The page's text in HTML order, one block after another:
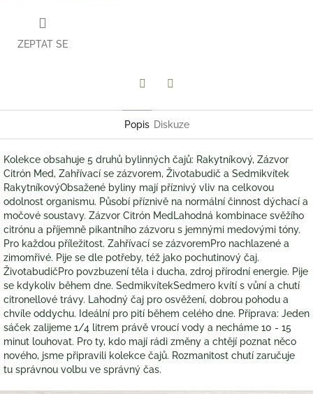
ZEPTAT SE
Popis Diskuze
Kolekce obsahuje 5 druhů bylinných čajů: Rakytníkový, Zázvor
Citrón Med, Zahřívací se zázvorem, Životabudič a Sedmikvítek
RakytníkovýObsažené byliny mají příznivý vliv na celkovou
odolnost organismu. Působí příznivě na normální činnost dýchací a
močové soustavy. Zázvor Citrón MedLahodná kombinace svěžího
citrónu a příjemně pikantního zázvoru s jemnými medovými tóny.
Pro každou příležitost. Zahřívací se zázvoremPro nachlazené a
zimomřivé. Pije se dle potřeby, též jako pochutinový čaj.
ŽivotabudičPro povzbuzení těla i ducha, zdroj přírodní energie. Pije
se kdykoliv během dne. SedmikvítekSedmero kvítí s vůní a chutí
citronellové trávy. Lahodný čaj pro osvěžení, dobrou pohodu a
chvíle oddychu. Ideální pro pití během celého dne. Příprava: Jeden
sáček zalijeme 1/4 litrem právě vroucí vody a necháme 10 - 15
minut louhovat. Pro ty, kdo mají rádi změny a chtějí poznat něco
nového, jsme připravili kolekce čajů. Rozmanitost chutí zaručuje
tu správnou volbu ve správný čas.